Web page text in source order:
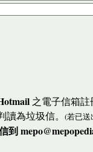
之電子信箱
為垃圾信。 (若已送